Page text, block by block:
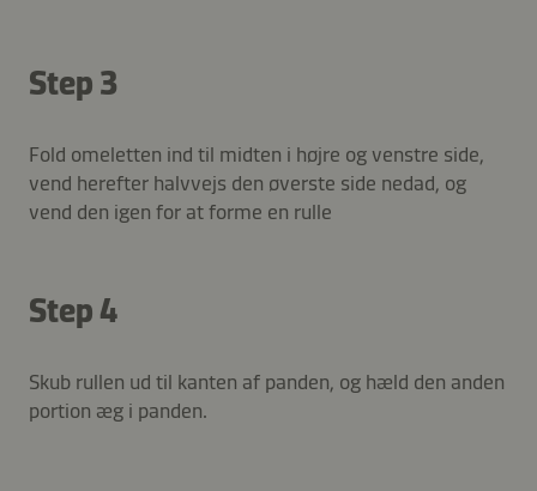
Step 3
Fold omeletten ind til midten i højre og venstre side,
vend herefter halvvejs den øverste side nedad, og
vend den igen for at forme en rulle
Step 4
Skub rullen ud til kanten af panden, og hæld den anden
portion æg i panden.